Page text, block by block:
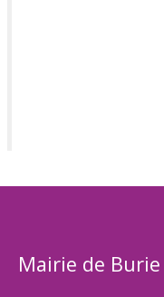
Mairie de Burie